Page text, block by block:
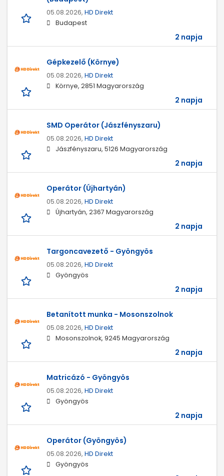
05.08.2026, HD Direkt
Budapest
2 napja
Gépkezelő (Környe)
05.08.2026, HD Direkt
Környe, 2851 Magyarország
2 napja
SMD Operátor (Jászfényszaru)
05.08.2026, HD Direkt
Jászfényszaru, 5126 Magyarország
2 napja
Operátor (Újhartyán)
05.08.2026, HD Direkt
Újhartyán, 2367 Magyarország
2 napja
Targoncavezető - Gyöngyös
05.08.2026, HD Direkt
Gyöngyös
2 napja
Betanított munka - Mosonszolnok
05.08.2026, HD Direkt
Mosonszolnok, 9245 Magyarország
2 napja
Matricázó - Gyöngyös
05.08.2026, HD Direkt
Gyöngyös
2 napja
Operátor (Gyöngyös)
05.08.2026, HD Direkt
Gyöngyös